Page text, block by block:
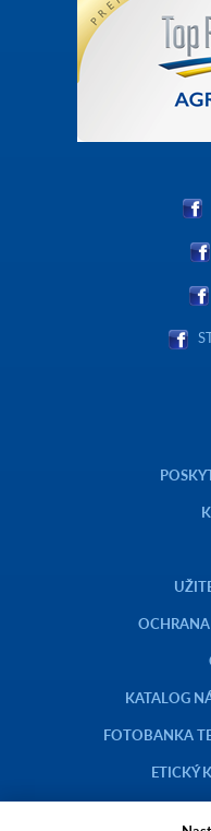
KATALOG
FOTOBANKA
ETICKÝ